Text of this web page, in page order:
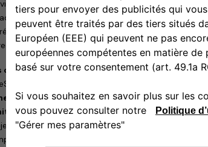
sur-mesure afin de proposer des solutions
client.
par une équipe de techniciens certifiés,
eSolutions.
recharge à grande échelle
et ChargeGuru a déjà démontré son
eProWallbox Move dans cinq
Locales de Santé, sous la supervision du
à grande échelle, remporté par Stellantis
souligne l’impact environnemental et